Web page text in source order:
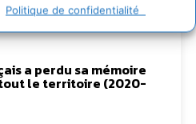
Politique de confidentialité
biodiversité » appelle les
alliées du vivant
a perdu sa mémoire
le territoire (2020-